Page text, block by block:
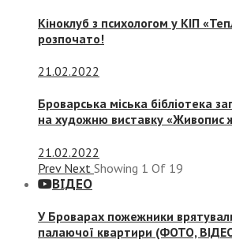
Кіноклуб з психологом у КІП
розпочато!
21.02.2022
Броварська міська бібліотека
на художню виставку «Живопис
21.02.2022
Prev Next Showing 1 Of 19
ВІДЕО
У Броварах пожежники
палаючої квартири (ФОТО,